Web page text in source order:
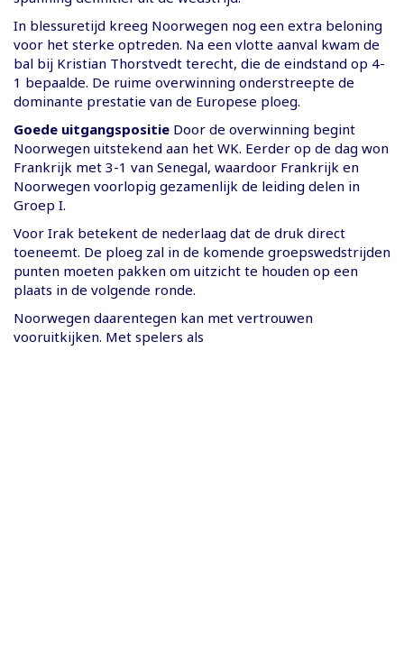
In blessuretijd kreeg Noorwegen nog een extra beloning
voor het sterke optreden. Na een vlotte aanval kwam de
bal bij Kristian Thorstvedt terecht, die de eindstand op 4-
1 bepaalde. De ruime overwinning onderstreepte de
dominante prestatie van de Europese ploeg.
Goede uitgangspositie Door de overwinning begint
Noorwegen uitstekend aan het WK. Eerder op de dag won
Frankrijk met 3-1 van Senegal, waardoor Frankrijk en
Noorwegen voorlopig gezamenlijk de leiding delen in
Groep I.
Voor Irak betekent de nederlaag dat de druk direct
toeneemt. De ploeg zal in de komende groepswedstrijden
punten moeten pakken om uitzicht te houden op een
plaats in de volgende ronde.
Noorwegen daarentegen kan met vertrouwen
vooruitkijken. Met spelers als